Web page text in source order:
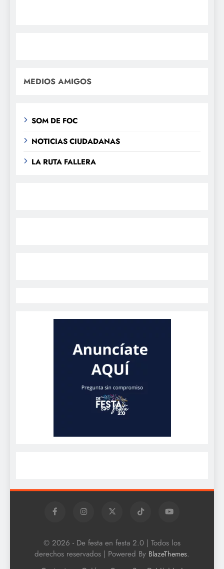
MEDIOS AMIGOS
SOM DE FOC
NOTICIAS CIUDADANAS
LA RUTA FALLERA
© 2026 - De festa en festa 2.0 | Todos los
derechos reservados | Powered By BlazeThemes.